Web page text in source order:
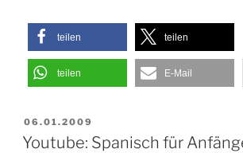
teilen teilen
teilen E-Mail
VERÖFFENTLICHT
AM
06.01.2009
Youtube: Spanisch für